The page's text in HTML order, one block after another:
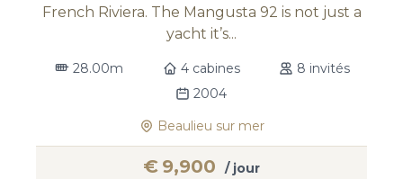
French Riviera. The Mangusta 92 is not just a
yacht it’s...
28.00m 4 cabines
8 invités
2004
Beaulieu sur mer
€ 9,900 / jour